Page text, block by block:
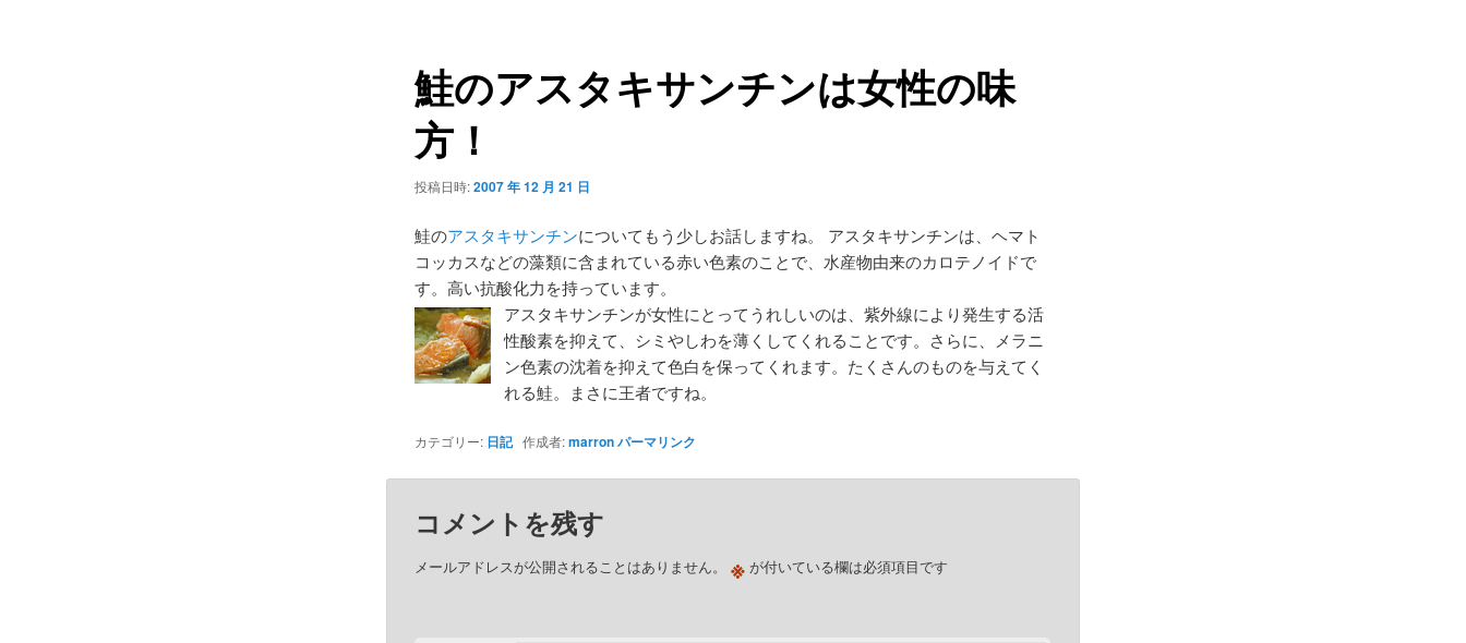
鮭のアスタキサンチンは女性の味
方！
投稿日時:2007 年 12 月 21 日
鮭のアスタキサンチンについてもう少しお話しますね。 アスタキサンチンは、ヘマト
コッカスなどの藻類に含まれている赤い色素のことで、水産物由来のカロテノイドで
す。高い抗酸化力を持っています。
アスタキサンチンが女性にとってうれしいのは、紫外線により発生する活
性酸素を抑えて、シミやしわを薄くしてくれることです。さらに、メラニ
ン色素の沈着を抑えて色白を保ってくれます。たくさんのものを与えてく
れる鮭。まさに王者ですね。
カテゴリー: 日記作成者:marronパーマリンク
コメントを残す
メールアドレスが公開されることはありません。 ※が付いている欄は必須項目です